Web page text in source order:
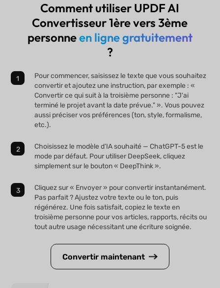
Comment utiliser UPDF AI
Convertisseur 1ère vers 3ème
personneen ligne gratuitement
?
Pour commencer, saisissez le texte que vous souhaitez
convertir et ajoutez une instruction, par exemple : «
Convertir ce qui suit à la troisième personne : "J'ai
terminé le projet avant la date prévue." ». Vous pouvez
aussi préciser vos préférences (ton, style, formalisme,
etc.).
Choisissez le modèle d’IA souhaité — ChatGPT-5 est le
mode par défaut. Pour utiliser DeepSeek, cliquez
simplement sur le bouton « DeepThink ».
Cliquez sur « Envoyer » pour convertir instantanément.
Pas parfait ? Ajustez votre texte ou le ton, puis
régénérez. Une fois satisfait, copiez le texte en
troisième personne pour vos articles, rapports, récits ou
tout autre usage nécessitant une écriture soignée.
Convertir maintenant